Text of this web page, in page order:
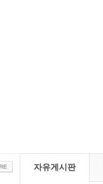
자유게시판